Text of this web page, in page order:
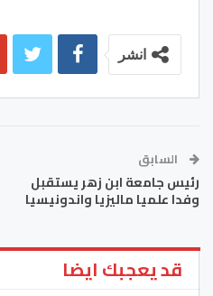
انشر
السابق
رئيس جامعة ابن زهر يستقبل
وفدا علميا ماليزيا واندونيسيا
قد يعجبك ايضا